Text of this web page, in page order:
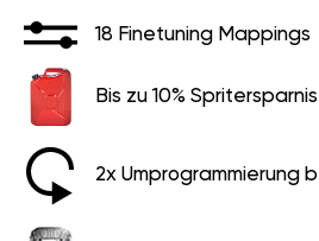
18 Finetuning Mappings
Bis zu 10% Spritersparnis
2x Umprogrammierung